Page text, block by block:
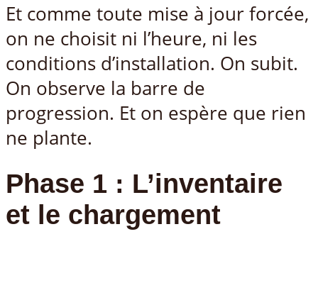
Et comme toute mise à jour forcée,
on ne choisit ni l’heure, ni les
conditions d’installation. On subit.
On observe la barre de
progression. Et on espère que rien
ne plante.
Phase 1 : L’inventaire
et le chargement